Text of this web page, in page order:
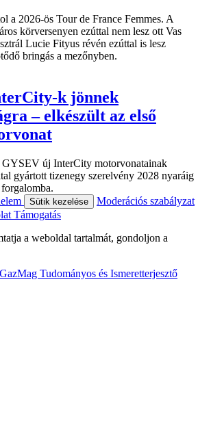
a 2026-ös Tour de France Femmes. A
körversenyen ezúttal nem lesz ott Vas
Lucie Fityus révén ezúttal is lesz
bringás a mezőnyben.
k jönnek
– elkészült az első
GYSEV új InterCity motorvonatainak
gyártott tizenegy szerelvény 2028 nyaráig
Sütik kezelése
Moderációs szabályzat
Támogatás
a weboldal tartalmát, gondoljon a
GazMag Tudományos és Ismeretterjesztő